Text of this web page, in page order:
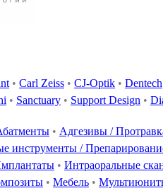
• Carl Zeiss • CJ-Optik • Dentech
• Sanctuary • Support Design •
• Адгезивы /
инструменты /
• Интраоральные
• Мебель •